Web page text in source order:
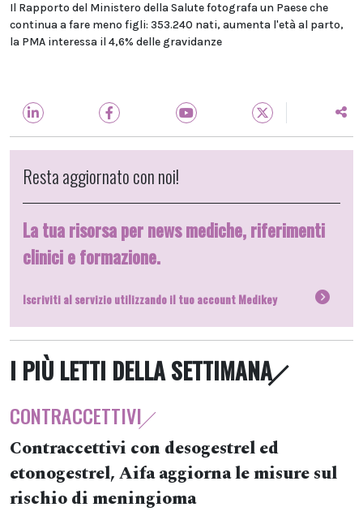
Il Rapporto del Ministero della Salute fotografa un Paese che
continua a fare meno figli: 353.240 nati, aumenta l'età al parto,
la PMA interessa il 4,6% delle gravidanze
Resta aggiornato con noi!
La tua risorsa per news mediche, riferimenti
clinici e formazione.
Iscriviti al servizio utilizzando il tuo account Medikey
I PIÙ LETTI DELLA SETTIMANA
CONTRACCETTIVI
Contraccettivi con desogestrel ed
etonogestrel, Aifa aggiorna le misure sul
rischio di meningioma